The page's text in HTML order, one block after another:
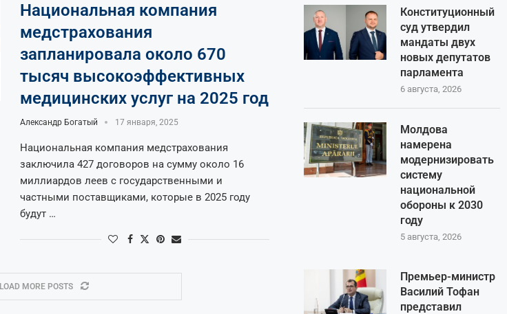
Национальная компания
медстрахования
запланировала около 670
тысяч высокоэффективных
медицинских услуг на 2025 год
Александр Богатый 17 января, 2025
Национальная компания медстрахования
заключила 427 договоров на сумму около 16
миллиардов леев с государственными и
частными поставщиками, которые в 2025 году
будут …
LOAD MORE POSTS
Конституционный
суд утвердил
мандаты двух
новых депутатов
парламента
6 августа, 2026
Молдова
намерена
модернизировать
систему
национальной
обороны к 2030
году
5 августа, 2026
Премьер-министр
Василий Тофан
представил